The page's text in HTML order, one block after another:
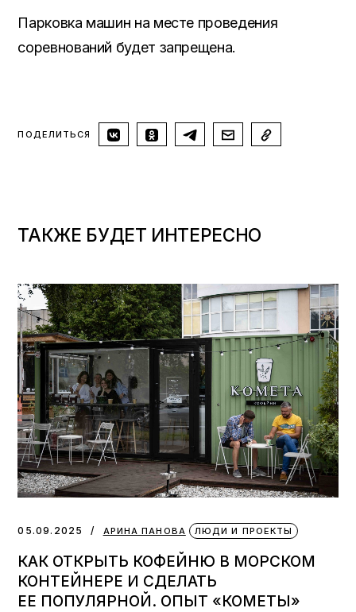
Парковка машин на месте проведения
соревнований будет запрещена.
ПОДЕЛИТЬСЯ
ТАКЖЕ БУДЕТ ИНТЕРЕСНО
05.09.2025 АРИНА ПАНОВА ЛЮДИ И ПРОЕКТЫ
КАК ОТКРЫТЬ КОФЕЙНЮ В МОРСКОМ
КОНТЕЙНЕРЕ И СДЕЛАТЬ
ЕЕ ПОПУЛЯРНОЙ. ОПЫТ «КОМЕТЫ»